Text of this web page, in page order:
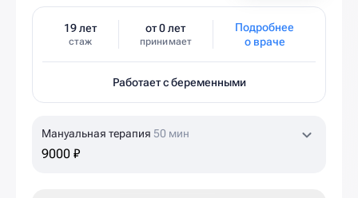
19 лет
стаж
от 0 лет
принимает
Подробнее
о враче
Работает с беременными
Мануальная терапия 50 мин
9000 ₽